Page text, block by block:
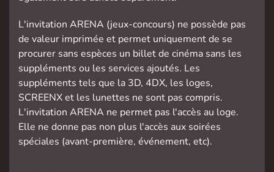
L'invitation ARENA (jeux-concours) ne possède pas
de valeur imprimée et permet uniquement de se
procurer sans espèces un billet de cinéma sans les
suppléments ou les services ajoutés. Les
suppléments tels que la 3D, 4DX, les loges,
SCREENX et les lunettes ne sont pas compris.
L'invitation ARENA ne permet pas l'accès au loge.
Elle ne donne pas non plus l'accès aux soirées
spéciales (avant-première, événement, etc).